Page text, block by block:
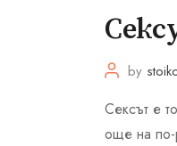
by
Сексът е
още на по-